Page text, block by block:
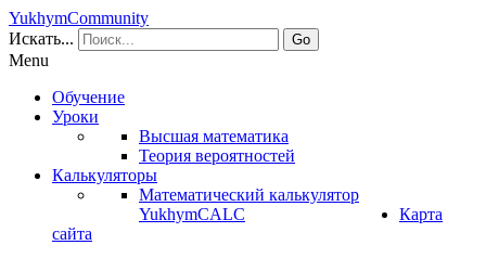
YukhymCommunity
Искать...
Go
Menu
Обучение
Уроки
Высшая математика
Теория вероятностей
Калькуляторы
Математический калькулятор
YukhymCALC
Карта
сайта